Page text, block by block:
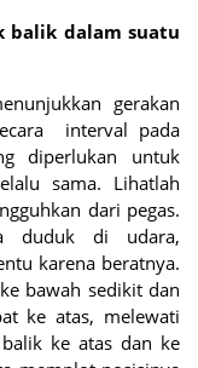
balik dalam suatu
gerakan
interval pada
diperlukan untuk
sama. Lihatlah
dari pegas.
duduk di udara,
karena beratnya.
bawah sedikit dan
ke atas, melewati
ke atas dan ke